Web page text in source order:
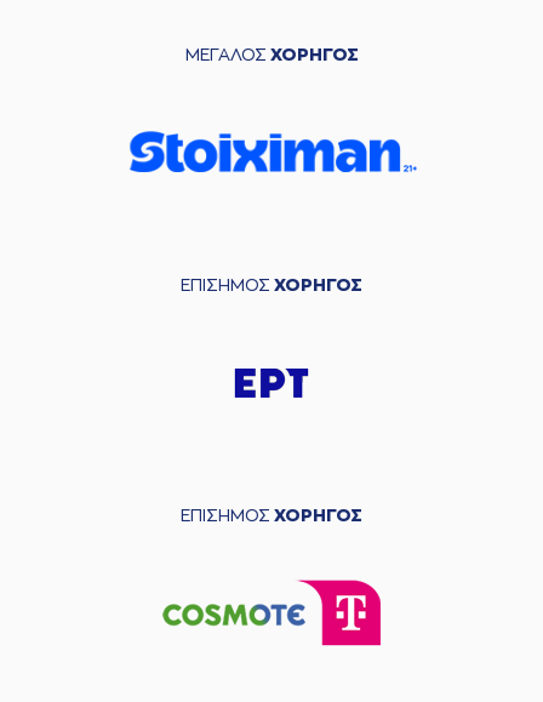
ΜΕΓΑΛΟΣ ΧΟΡΗΓΟΣ
ΕΠΙΣΗΜΟΣ ΧΟΡΗΓΟΣ
ΕΠΙΣΗΜΟΣ ΧΟΡΗΓΟΣ